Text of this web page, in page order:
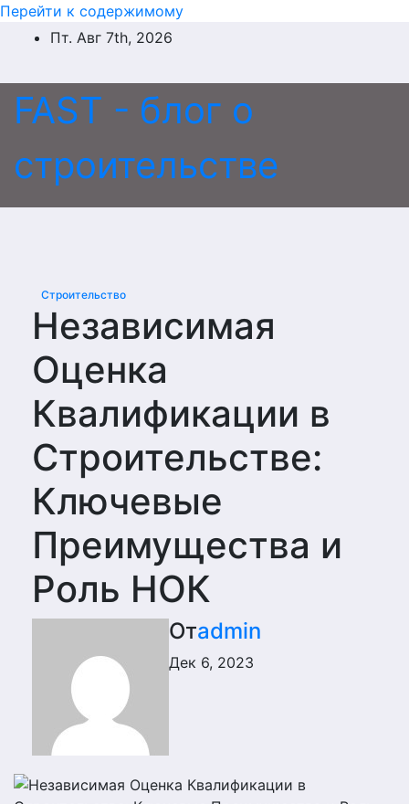
Перейти к содержимому
Пт. Авг 7th, 2026
FAST - блог о
строительстве
Строительство
Независимая
Оценка
Квалификации в
Строительстве:
Ключевые
Преимущества и
Роль НОК
Отadmin
Дек 6, 2023